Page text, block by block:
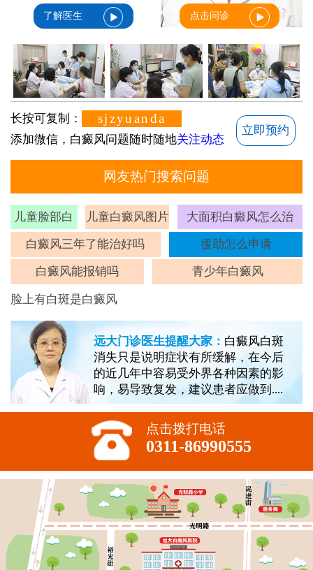
了解医生 点击问诊
长按可复制： sjzyuanda
添加微信，白癜风问题随时随地关注动态
立即预约
网友热门搜索问题
儿童脸部白
斑
儿童白癜风图片 大面积白癜风怎么治
白癜风三年了能治好吗 援助怎么申请
白癜风能报销吗 青少年白癜风
脸上有白斑是白癜风
远大门诊医生提醒大家： 白癜风白斑
消失只是说明症状有所缓解，在今后
的近几年中容易受外界各种因素的影
响，易导致复发，建议患者应做到....
点击拨打电话
0311-86990555